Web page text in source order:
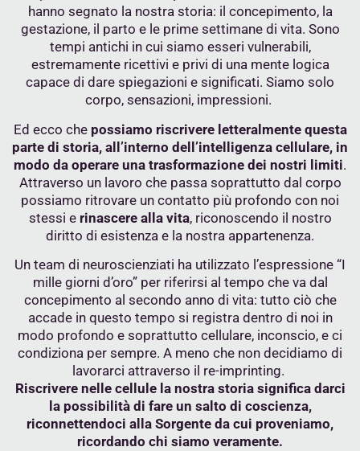
hanno segnato la nostra storia: il concepimento, la
gestazione, il parto e le prime settimane di vita. Sono
tempi antichi in cui siamo esseri vulnerabili,
estremamente ricettivi e privi di una mente logica
capace di dare spiegazioni e significati. Siamo solo
corpo, sensazioni, impressioni.
Ed ecco che possiamo riscrivere letteralmente questa
parte di storia, all’interno dell’intelligenza cellulare, in
modo da operare una trasformazione dei nostri limiti.
Attraverso un lavoro che passa soprattutto dal corpo
possiamo ritrovare un contatto più profondo con noi
stessi e rinascere alla vita, riconoscendo il nostro
diritto di esistenza e la nostra appartenenza.
Un team di neuroscienziati ha utilizzato l’espressione “I
mille giorni d’oro” per riferirsi al tempo che va dal
concepimento al secondo anno di vita: tutto ciò che
accade in questo tempo si registra dentro di noi in
modo profondo e soprattutto cellulare, inconscio, e ci
condiziona per sempre. A meno che non decidiamo di
lavorarci attraverso il re-imprinting.
Riscrivere nelle cellule la nostra storia significa darci
la possibilità di fare un salto di coscienza,
riconnettendoci alla Sorgente da cui proveniamo,
ricordando chi siamo veramente.